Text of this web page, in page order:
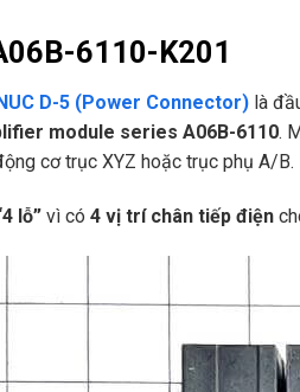
6110-K201
D-5 (Power Connector) là
module series A06B-6110.
cơ trục XYZ hoặc trục phụ A/B.
lỗ” vì có 4 vị trí chân tiếp điện